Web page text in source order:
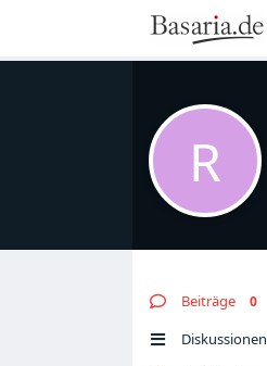
R
Beiträge 0
Diskussionen